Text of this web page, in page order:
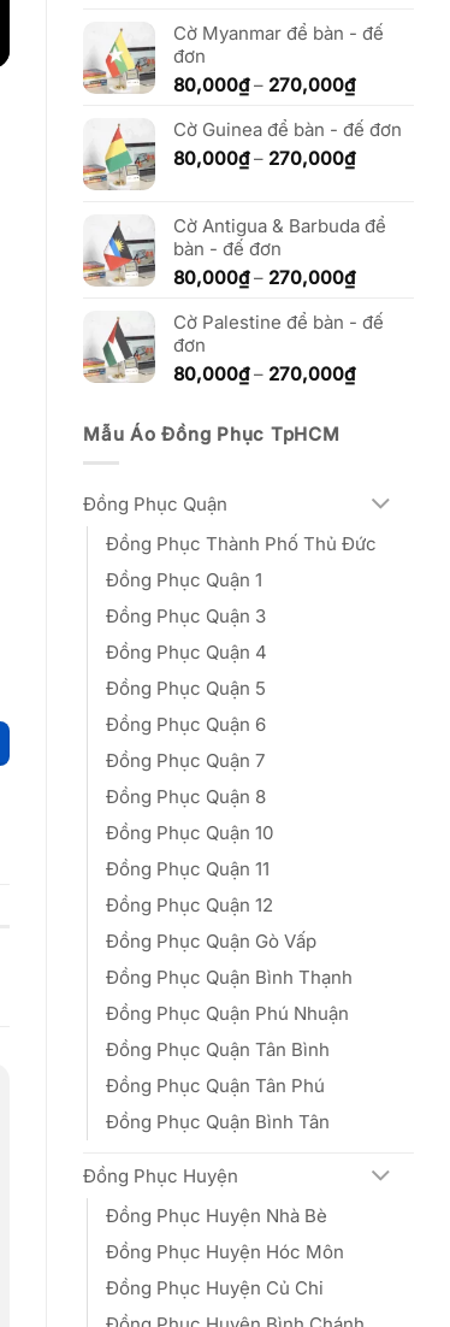
80,000₫
270,000₫
Cờ Myanmar để bàn - đế
đơn
80,000₫ – 270,000₫Khoảng
từ
80,000₫
đến
Cờ Guinea để bàn - đế đơn
80,000₫ – 270,000₫Khoảng
80,000₫
270,000₫
Cờ Antigua & Barbuda để
bàn - đế đơn
80,000₫ – 270,000₫Khoảng
từ
đến
270,000₫
Cờ Palestine để bàn - đế
đơn
80,000₫ – 270,000₫Khoảng
Mẫu Áo Đồng Phục TpHCM
Đồng Phục Quận
Đồng Phục Thành Phố Thủ Đức
Đồng Phục Quận 1
Đồng Phục Quận 3
Đồng Phục Quận 4
Đồng Phục Quận 5
Đồng Phục Quận 6
Đồng Phục Quận 7
Đồng Phục Quận 8
Đồng Phục Quận 10
Đồng Phục Quận 11
Đồng Phục Quận 12
Đồng Phục Quận Gò Vấp
Đồng Phục Quận Bình Thạnh
Đồng Phục Quận Phú Nhuận
Đồng Phục Quận Tân Bình
Đồng Phục Quận Tân Phú
Đồng Phục Quận Bình Tân
Đồng Phục Huyện
Đồng Phục Huyện Nhà Bè
Đồng Phục Huyện Hóc Môn
Đồng Phục Huyện Củ Chi